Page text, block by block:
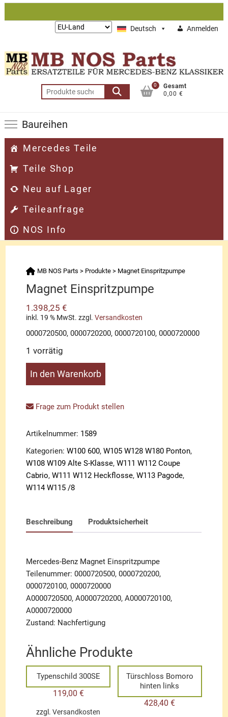
Zum
Deutsch Anmelden
Lieferung
Suchen
nach:
0
Gesamt
0,00 €
Baureihen
Mercedes Teile
Teile Shop
Neu auf Lager
Teileanfrage
NOS Info
MB NOS Parts > Produkte > Magnet Einspritzpumpe
Magnet Einspritzpumpe
1.398,25€
inkl. 19 % MwSt. zzgl.Versandkosten
0000720500, 0000720200, 0000720100, 0000720000
1 vorrätig
Magnet
In den Warenkorb
Frage zum Produkt stellen
Artikelnummer: 1589
Kategorien:W100 600,W105 W128 W180 Ponton,
W108 W109 Alte S-Klasse,W111 W112 Coupe
Cabrio,W111 W112 Heckflosse,W113 Pagode,
W114 W115 /8
Beschreibung Produktsicherheit
Mercedes-Benz Magnet Einspritzpumpe
Teilenummer: 0000720500, 0000720200,
0000720100, 0000720000
A0000720500, A0000720200, A0000720100,
A0000720000
Zustand: Nachfertigung
Ähnliche Produkte
Typenschild 300SE
119,00 €
zzgl.Versandkosten
Türschloss Bomoro
hinten links
428,40€